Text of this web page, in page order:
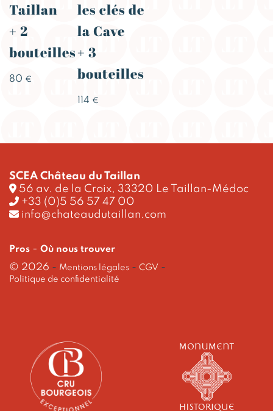
Taillan
+ 2
bouteilles
80 €
les clés de
la Cave
+ 3
bouteilles
114 €
SCEA Château du Taillan
56 av. de la Croix, 33320 Le Taillan-Médoc
+33 (0)5 56 57 47 00
info@chateaudutaillan.com
Pros - Où nous trouver
© 2026 - Mentions légales - CGV -
Politique de confidentialité